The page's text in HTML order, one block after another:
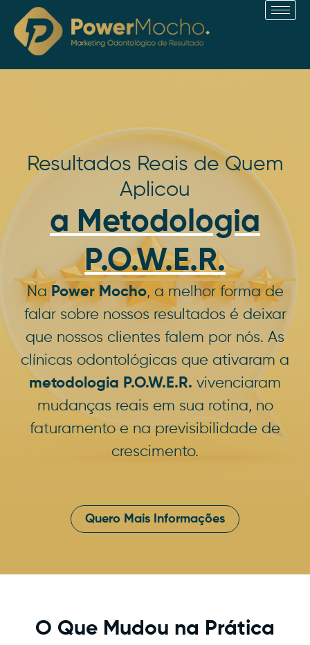
para
conteúdo
Resultados Reais de Quem
Aplicou
a Metodologia
P.O.W.E.R.
NaPower Mocho, a melhor forma de
falar sobre nossos resultados é deixar
que nossos clientes falem por nós. As
clínicas odontológicas que ativaram a
metodologia P.O.W.E.R. vivenciaram
mudanças reais em sua rotina, no
faturamento e na previsibilidade de
crescimento.
Quero Mais Informações
O Que Mudou na Prática